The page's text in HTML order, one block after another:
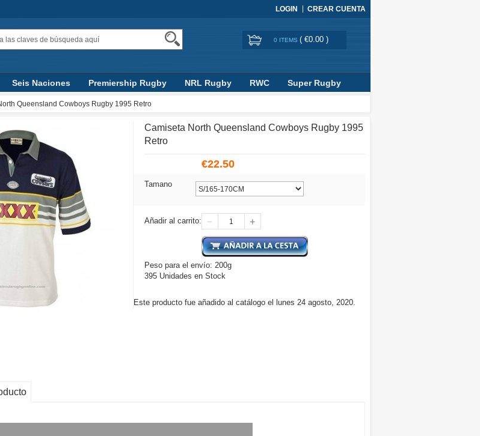
LOGIN CREAR CUENTA
0 ITEMS ( €0.00 )
Seis Naciones Premiership Rugby NRL Rugby RWC
Super Rugby
Queensland Cowboys Rugby 1995 Retro
Camiseta North Queensland Cowboys Rugby 1995
Retro
€22.50
Tamano
Añadir al carrito:
Peso para el envío: 200g
395 Unidades en Stock
Este producto fue añadido al catálogo el lunes 24 agosto, 2020.